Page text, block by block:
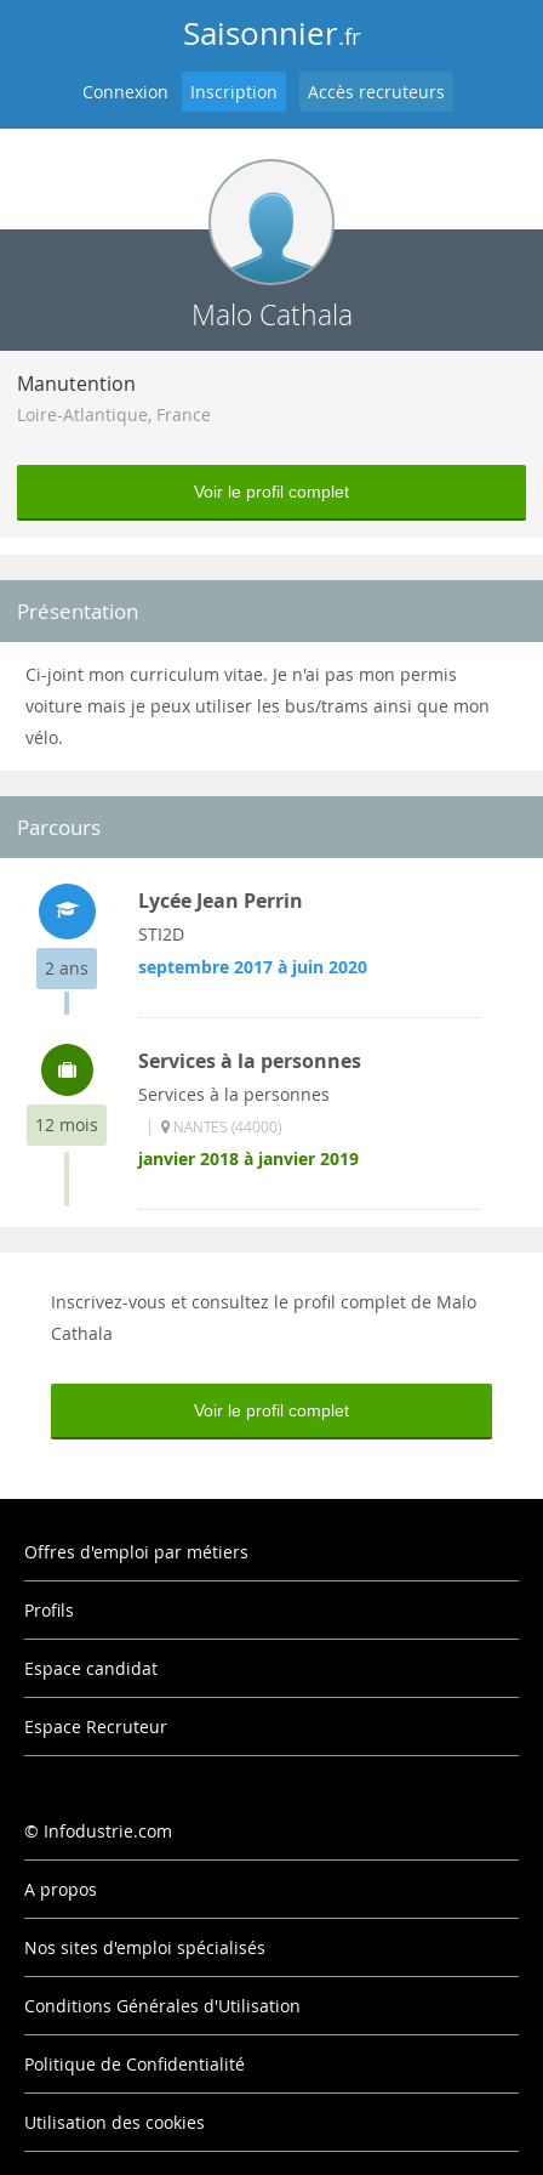
Saisonnier.fr
Connexion Inscription Accès recruteurs
Malo Cathala
Manutention
Loire-Atlantique, France
Voir le profil complet
Présentation
Ci-joint mon curriculum vitae. Je n'ai pas mon permis
voiture mais je peux utiliser les bus/trams ainsi que mon
vélo.
Parcours
2 ans
Lycée Jean Perrin
STI2D
septembre 2017 à juin 2020
12 mois
Services à la personnes
Services à la personnes
| NANTES (44000)
janvier 2018 à janvier 2019
Inscrivez-vous et consultez le profil complet de Malo
Cathala
Voir le profil complet
Offres d'emploi par métiers
Profils
Espace candidat
Espace Recruteur
Infodustrie.com
A propos
Nos sites d'emploi spécialisés
Conditions Générales d'Utilisation
Politique de Confidentialité
Utilisation des cookies